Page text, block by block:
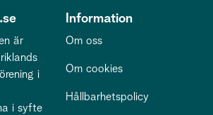
är
i
i syfte
Information
Om oss
Om cookies
Hållbarhetspolicy